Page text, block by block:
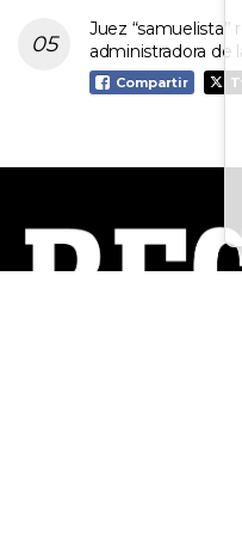
Juez “samuelista”
administradora de
Compartir